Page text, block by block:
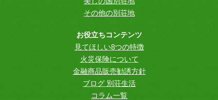
その他の別荘地
お役立ちコンテンツ
見てほしい8つの特徴
火災保険について
金融商品販売勧誘方針
ブログ 別荘生活
コラム一覧